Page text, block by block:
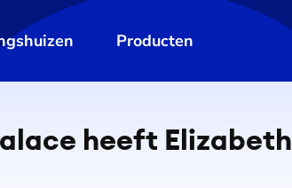
Producten
heeft Elizabeth